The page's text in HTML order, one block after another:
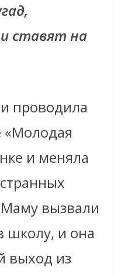
ставят на
проводила
«Молодая
и меняла
вызвали
школу, и она
выход из